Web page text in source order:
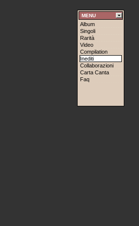
MENU
Album
Singoli
Rarità
Video
Compilation
Inediti
Collaborazioni
Carta Canta
Faq